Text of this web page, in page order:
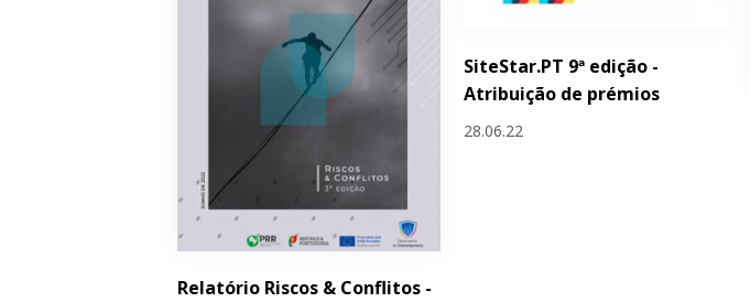
Relatório Riscos & Conflitos -
SiteStar.PT 9ª edição -
Atribuição de prémios
28.06.22